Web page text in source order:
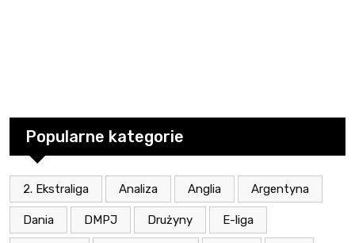
Popularne kategorie
2. Ekstraliga Analiza Anglia Argentyna
Dania DMPJ Drużyny E-liga